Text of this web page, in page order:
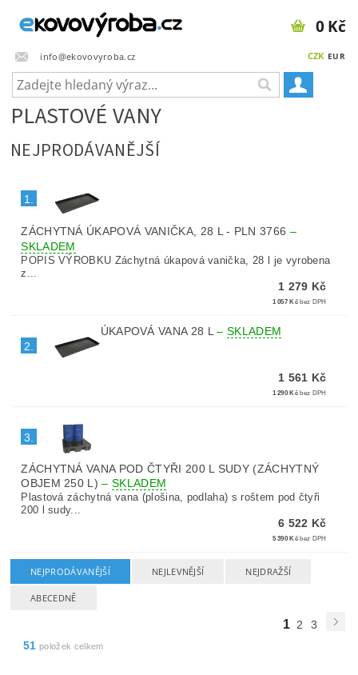
info@ekovovyroba.cz CZK EUR
0 Kč
PLASTOVÉ VANY
NEJPRODÁVANĚJŠÍ
1.
ZÁCHYTNÁ ÚKAPOVÁ VANIČKA, 28 L - PLN 3766 –
SKLADEM
POPIS VÝROBKU Záchytná úkapová vanička, 28 l je vyrobena
z...
1 279 Kč
1 057 Kč bez DPH
2.
ÚKAPOVÁ VANA 28 L– SKLADEM
1 561 Kč
1 290 Kč bez DPH
3.
ZÁCHYTNÁ VANA POD ČTYŘI 200 L SUDY (ZÁCHYTNÝ
OBJEM 250 L)–SKLADEM
Plastová záchytná vana (plošina, podlaha) s roštem pod čtyři
200 l sudy...
6 522 Kč
5 390 Kč bez DPH
NEJPRODÁVANĚJŠÍ NEJLEVNĚJŠÍ NEJDRAŽŠÍ
ABECEDNĚ
1 2
3
51 položek celkem